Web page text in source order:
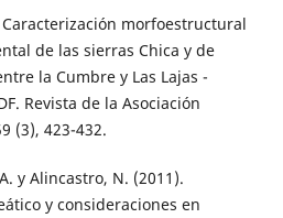
morfoestructural
de las sierras Chica y de
la Cumbre y Las Lajas -
Revista de la Asociación
(3), 423-432.
y Alincastro, N. (2011).
y consideraciones en